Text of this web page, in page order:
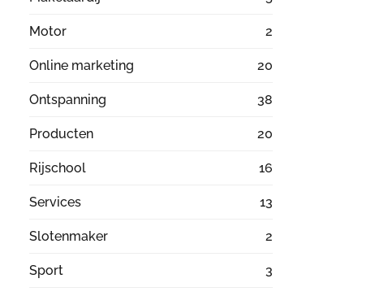
Motor 2
Online marketing 20
Ontspanning 38
Producten 20
Rijschool 16
Services 13
Slotenmaker 2
Sport 3